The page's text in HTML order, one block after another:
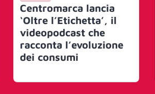
Centromarca lancia
‘Oltre l’Etichetta’, il
videopodcast che
racconta l’evoluzione
dei consumi